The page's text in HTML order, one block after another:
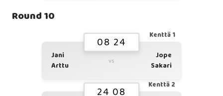
Round 10
Kenttä 1
08 24
Jani
Arttu
vs
Jope
Sakari
Kenttä 2
24 08